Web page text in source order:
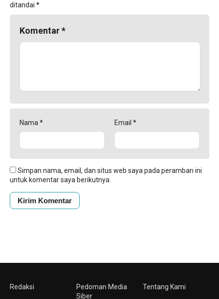
ditandai *
Komentar*
Nama * Email *
Simpan nama, email, dan situs web saya pada peramban ini
untuk komentar saya berikutnya.
Redaksi
Pedoman Media
Siber
Tentang Kami